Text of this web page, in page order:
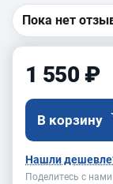
Пока нет
1 550 ₽
В корзину
Нашли
Поделитесь с